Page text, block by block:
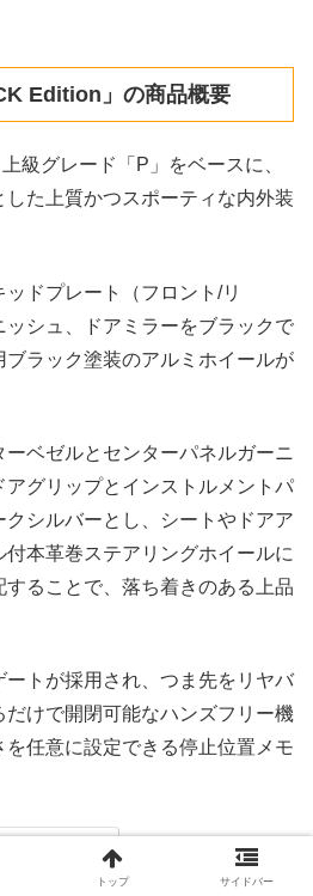
Edition」の商品概要
級グレード「P」をベースに、
た上質かつスポーティな内外装
ドプレート（フロント/リ
シュ、ドアミラーをブラックで
ラック塗装のアルミホイールが
ベゼルとセンターパネルガーニ
アグリップとインストルメントパ
シルバーとし、シートやドアア
本革巻ステアリングホイールに
ることで、落ち着きのある上品
トが採用され、つま先をリヤバ
だけで開閉可能なハンズフリー機
任意に設定できる停止位置メモ
トップ サイドバー